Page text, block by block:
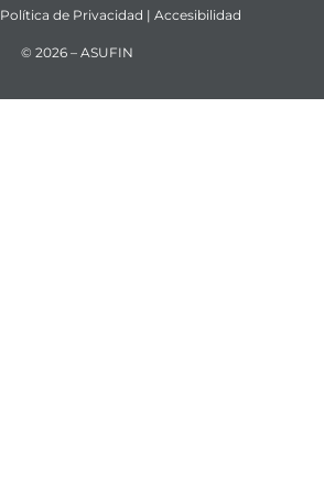
Política de Privacidad | Accesibilidad
© 2026 – ASUFIN